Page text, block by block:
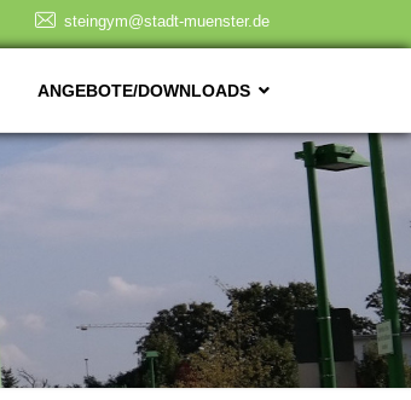
steingym@stadt-muenster.de
ANGEBOTE/DOWNLOADS